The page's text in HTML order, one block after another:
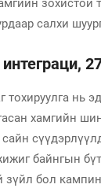
зохистой
салхи
тохируулга нь
хамгийн
сайн
байнгын
бол